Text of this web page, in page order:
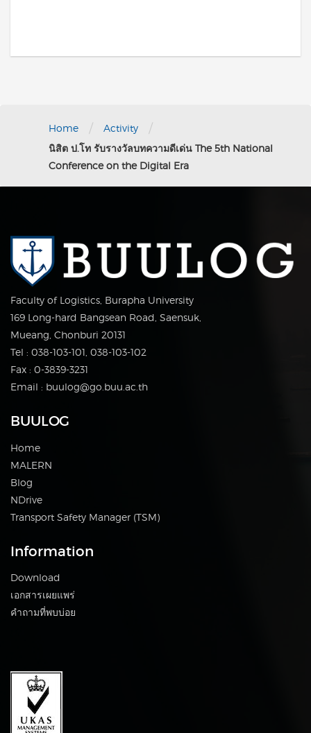
Home / Activity /
นิสิต ป.โท รับรางวัลบทความดีเด่น The 5th National
Conference on the Digital Era
Faculty of Logistics, Burapha University
169 Long-hard Bangsean Road, Saensuk,
Mueang, Chonburi 20131
Tel : 038-103-101, 038-103-102
Fax : 0-3839-3231
Email : buulog@go.buu.ac.th
BUULOG
Home
MALERN
Blog
NDrive
Transport Safety Manager (TSM)
Information
Download
เอกสารเผยแพร่
คำถามที่พบบ่อย